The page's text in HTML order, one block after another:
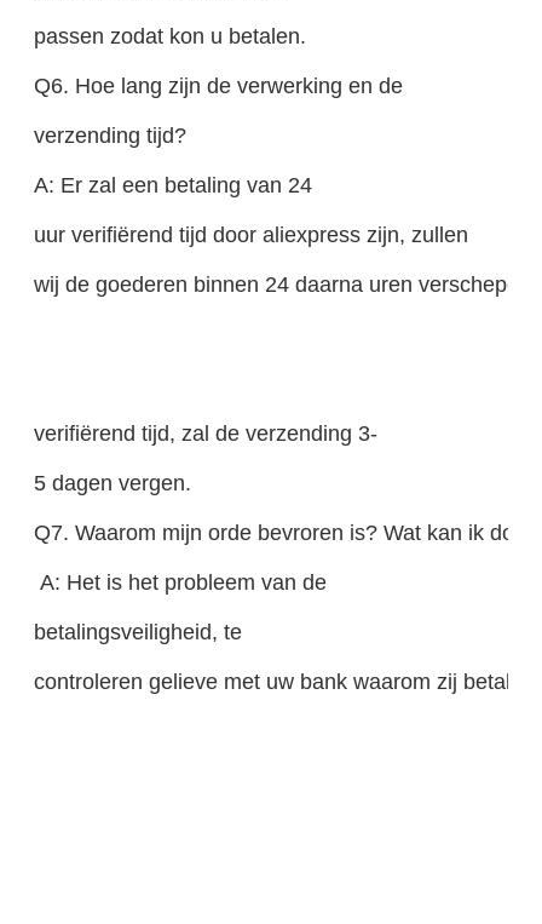
passen zodat kon u betalen.
Q6. Hoe lang zijn de verwerking en de
verzending tijd?
A: Er zal een betaling van 24
uur verifiërend tijd door aliexpress zijn, zullen
wij de goederen binnen 24 daarna uren verschepen
verifiërend tijd, zal de verzending 3-
5 dagen vergen.
Q7. Waarom mijn orde bevroren is? Wat kan ik
A: Het is het probleem van de
betalingsveiligheid, te
controleren gelieve met uw bank waarom zij